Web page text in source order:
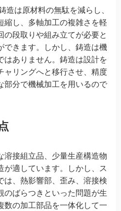
は原材料の無駄を減らし、
縮し、多軸加工の複雑さを軽
段取りや組み立てが必要と
できます。しかし、鋳造は機
はありません。鋳造は設計を
ャリングへと移行させ、精度
部分で機械加工を用いるので
溶接組立品、少量生産構造物
が適しています。しかし、ス
は、熱影響部、歪み、溶接検
のばらつきといった問題が生
数の加工部品を一体化して一